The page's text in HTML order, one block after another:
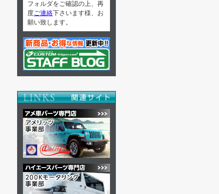
フォルダをご確認の上、再
度 ご連絡下さいます様、お
願い致します。